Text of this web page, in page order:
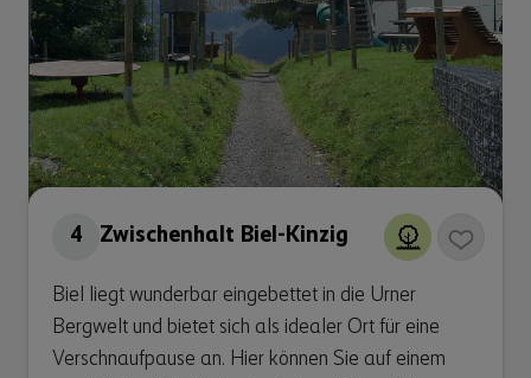
4 Zwischenhalt Biel-Kinzig
Biel liegt wunderbar eingebettet in die Urner
Bergwelt und bietet sich als idealer Ort für eine
Verschnaufpause an. Hier können Sie auf einem